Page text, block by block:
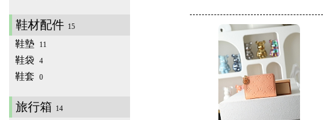
鞋材配件 15
鞋墊 11
鞋袋 4
鞋套 0
旅行箱 14